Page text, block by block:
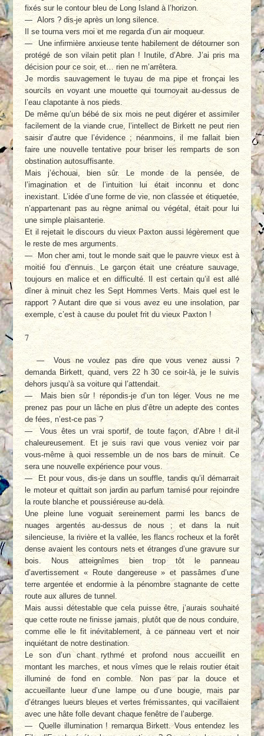
fixés sur le contour bleu de Long Island à l’horizon.
— Alors ? dis-je après un long silence.
Il se tourna vers moi et me regarda d’un air moqueur.
— Une infirmière anxieuse tente habilement de détourner son
protégé de son vilain petit plan ! Inutile, d’Abre. J’ai pris ma
décision pour ce soir, et… rien ne m’arrêtera.
Je mordis sauvagement le tuyau de ma pipe et fronçai les
sourcils en voyant une mouette qui tournoyait au-dessus de
l’eau clapotante à nos pieds.
De même qu’un bébé de six mois ne peut digérer et assimiler
facilement de la viande crue, l’intellect de Birkett ne peut rien
saisir d’autre que l’évidence ; néanmoins, il me fallait bien
faire une nouvelle tentative pour briser les remparts de son
obstination autosuffisante.
Mais j’échouai, bien sûr. Le monde de la pensée, de
l’imagination et de l’intuition lui était inconnu et donc
inexistant. L’idée d’une forme de vie, non classée et étiquetée,
n’appartenant pas au règne animal ou végétal, était pour lui
une simple plaisanterie.
Et il rejetait le discours du vieux Paxton aussi légèrement que
le reste de mes arguments.
— Mon cher ami, tout le monde sait que le pauvre vieux est à
moitié fou d’ennuis. Le garçon était une créature sauvage,
toujours en malice et en difficulté. Il est certain qu’il est allé
dîner à minuit chez les Sept Hommes Verts. Mais quel est le
rapport ? Autant dire que si vous avez eu une insolation, par
exemple, c’est à cause du poulet frit du vieux Paxton !
7
— Vous ne voulez pas dire que vous venez aussi ?
demanda Birkett, quand, vers 22 h 30 ce soir-là, je le suivis
dehors jusqu’à sa voiture qui l’attendait.
— Mais bien sûr ! répondis-je d’un ton léger. Vous ne me
prenez pas pour un lâche en plus d’être un adepte des contes
de fées, n’est-ce pas ?
— Vous êtes un vrai sportif, de toute façon, d’Abre ! dit-il
chaleureusement. Et je suis ravi que vous veniez voir par
vous-même à quoi ressemble un de nos bars de minuit. Ce
sera une nouvelle expérience pour vous.
— Et pour vous, dis-je dans un souffle, tandis qu’il démarrait
le moteur et quittait son jardin au parfum tamisé pour rejoindre
la route blanche et poussiéreuse au-delà.
Une pleine lune voguait sereinement parmi les bancs de
nuages argentés au-dessus de nous ; et dans la nuit
silencieuse, la rivière et la vallée, les flancs rocheux et la forêt
dense avaient les contours nets et étranges d’une gravure sur
bois. Nous atteignîmes bien trop tôt le panneau
d’avertissement « Route dangereuse » et passâmes d’une
terre argentée et endormie à la pénombre stagnante de cette
route aux allures de tunnel.
Mais aussi détestable que cela puisse être, j’aurais souhaité
que cette route ne finisse jamais, plutôt que de nous conduire,
comme elle le fit inévitablement, à ce panneau vert et noir
inquiétant de notre destination.
Le son d’un chant rythmé et profond nous accueillit en
montant les marches, et nous vîmes que le relais routier était
illuminé de fond en comble. Non pas par la douce et
accueillante lueur d’une lampe ou d’une bougie, mais par
d’étranges lueurs bleues et vertes frémissantes, qui vacillaient
avec une hâte folle devant chaque fenêtre de l’auberge.
— Quelle illumination ! remarqua Birkett. Vous entendez les